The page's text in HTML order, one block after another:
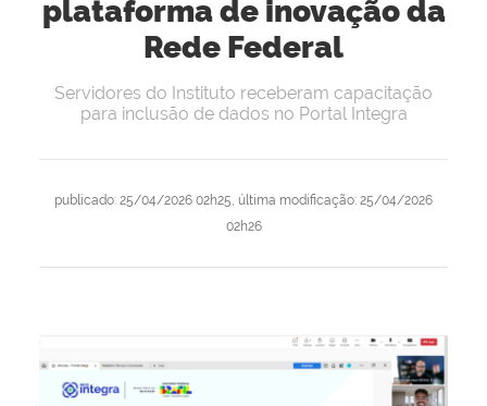
plataforma de inovação da
Rede Federal
publicado: 25/04/2026 02h25, última modificação: 25/04/2026
02h26
Servidores do Instituto receberam capacitação
para inclusão de dados no Portal Integra